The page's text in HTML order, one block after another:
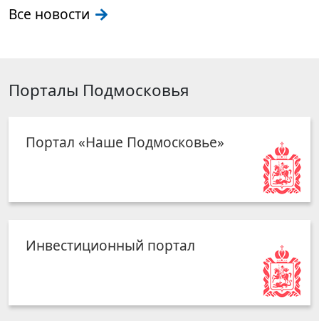
Все новости
Порталы Подмосковья
Портал «Наше Подмосковье»
Инвестиционный портал